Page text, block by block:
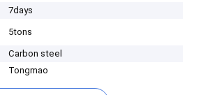
7days
5tons
Carbon steel
Tongmao